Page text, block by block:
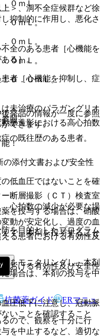
＞、洞不全症候群など徐
抑制的に作用し、悪化さ
全のある患者［心機能を
る］。
者［心機能を抑制し、症
未治療のパラガングリオ
照〕。
の既往歴のある患者。
低血圧ではないことを確
を投与する場合は、硝酸
動が安定化し、過度の血
で、本剤を投与すること
をモニタリングし、本剤
場合は、本剤の投与を中
圧低下に注意し、冠動脈
いことを確認すること
０ｍＬ。
０ｍＬ。
０ｍＬ。
０ｍＬ。
０．０ｍＬ。
脈造影における高心拍数
断層撮影（ＣＴ）検査室
心拍数の減少が必要な場
る患者における有効性及
おける有効性及び安全性
ので、観察を十分に行
を中止するなど、適切な
発品の情報が一度に参照
できます。
！
添付文書および安全性
を目的としたプログラム
抗菌薬ガイド
ERマニュ